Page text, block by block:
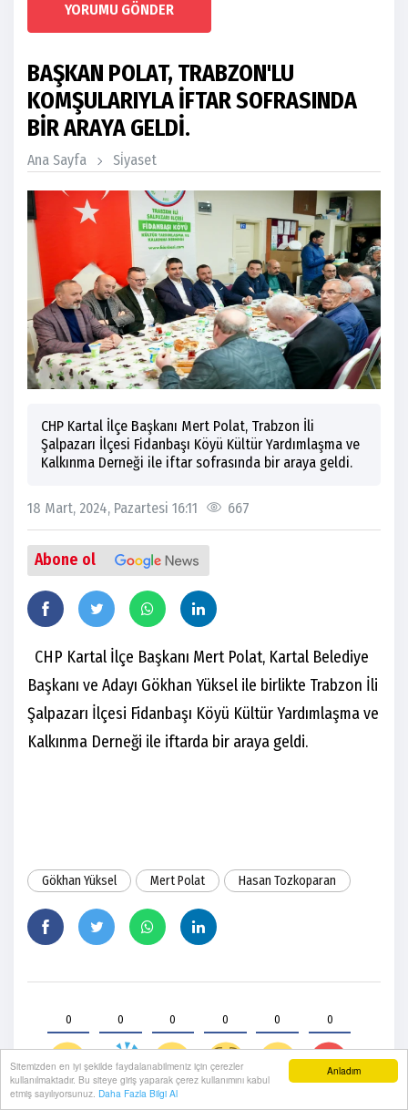
Anladım
Sitemizden en iyi şekilde faydalanabilmeniz için çerezler
kullanılmaktadır. Bu siteye giriş yaparak çerez kullanımını kabul
etmiş sayılıyorsunuz. Daha Fazla Bilgi Al
YORUMU GÖNDER
BAŞKAN POLAT, TRABZON'LU
KOMŞULARIYLA İFTAR SOFRASINDA
BİR ARAYA GELDİ.
Ana Sayfa Si̇yaset
CHP Kartal İlçe Başkanı Mert Polat, Trabzon İli
Şalpazarı İlçesi Fidanbaşı Köyü Kültür Yardımlaşma ve
Kalkınma Derneği ile iftar sofrasında bir araya geldi.
18 Mart, 2024, Pazartesi 16:11 667
Abone ol
CHP Kartal İlçe Başkanı Mert Polat, Kartal Belediye
Başkanı ve Adayı Gökhan Yüksel ile birlikte Trabzon İli
Şalpazarı İlçesi Fidanbaşı Köyü Kültür Yardımlaşma ve
Kalkınma Derneği ile iftarda bir araya geldi.
Gökhan Yüksel Mert Polat Hasan Tozkoparan
0 0 0 0 0 0